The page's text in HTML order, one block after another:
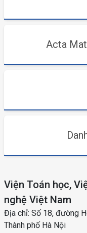
Acta
Viện Toán học,
nghệ Việt Nam
Địa chỉ: Số 18, đường
Thành phố Hà Nội